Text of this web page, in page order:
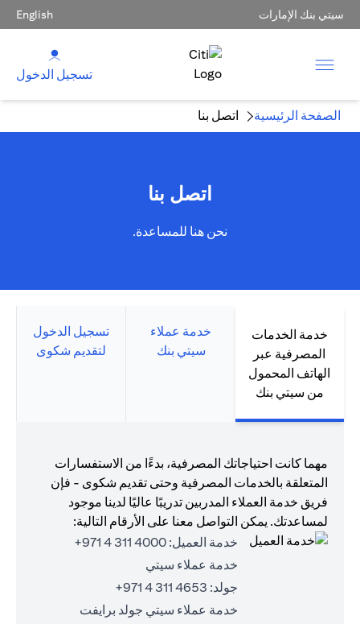
سيتي بنك الإمارات English
تسجيل الدخول
الصفحة الرئيسية اتصل بنا
اتصل بنا
نحن هنا للمساعدة.
خدمة الخدمات
المصرفية عبر
الهاتف المحمول
من سيتي بنك
خدمة عملاء
سيتي بنك
تسجيل الدخول
لتقديم شكوى
مهما كانت احتياجاتك المصرفية، بدءًا من الاستفسارات
المتعلقة بالخدمات المصرفية وحتى تقديم شكوى - فإن
فريق خدمة العملاء المدربين تدريبًا عاليًا لدينا موجود
لمساعدتك. يمكن التواصل معنا على الأرقام التالية:
خدمة العميل: 4000 311 4 971+
خدمة عملاء سيتي
جولد: 4653 311 4 971+
خدمة عملاء سيتي جولد برايفت